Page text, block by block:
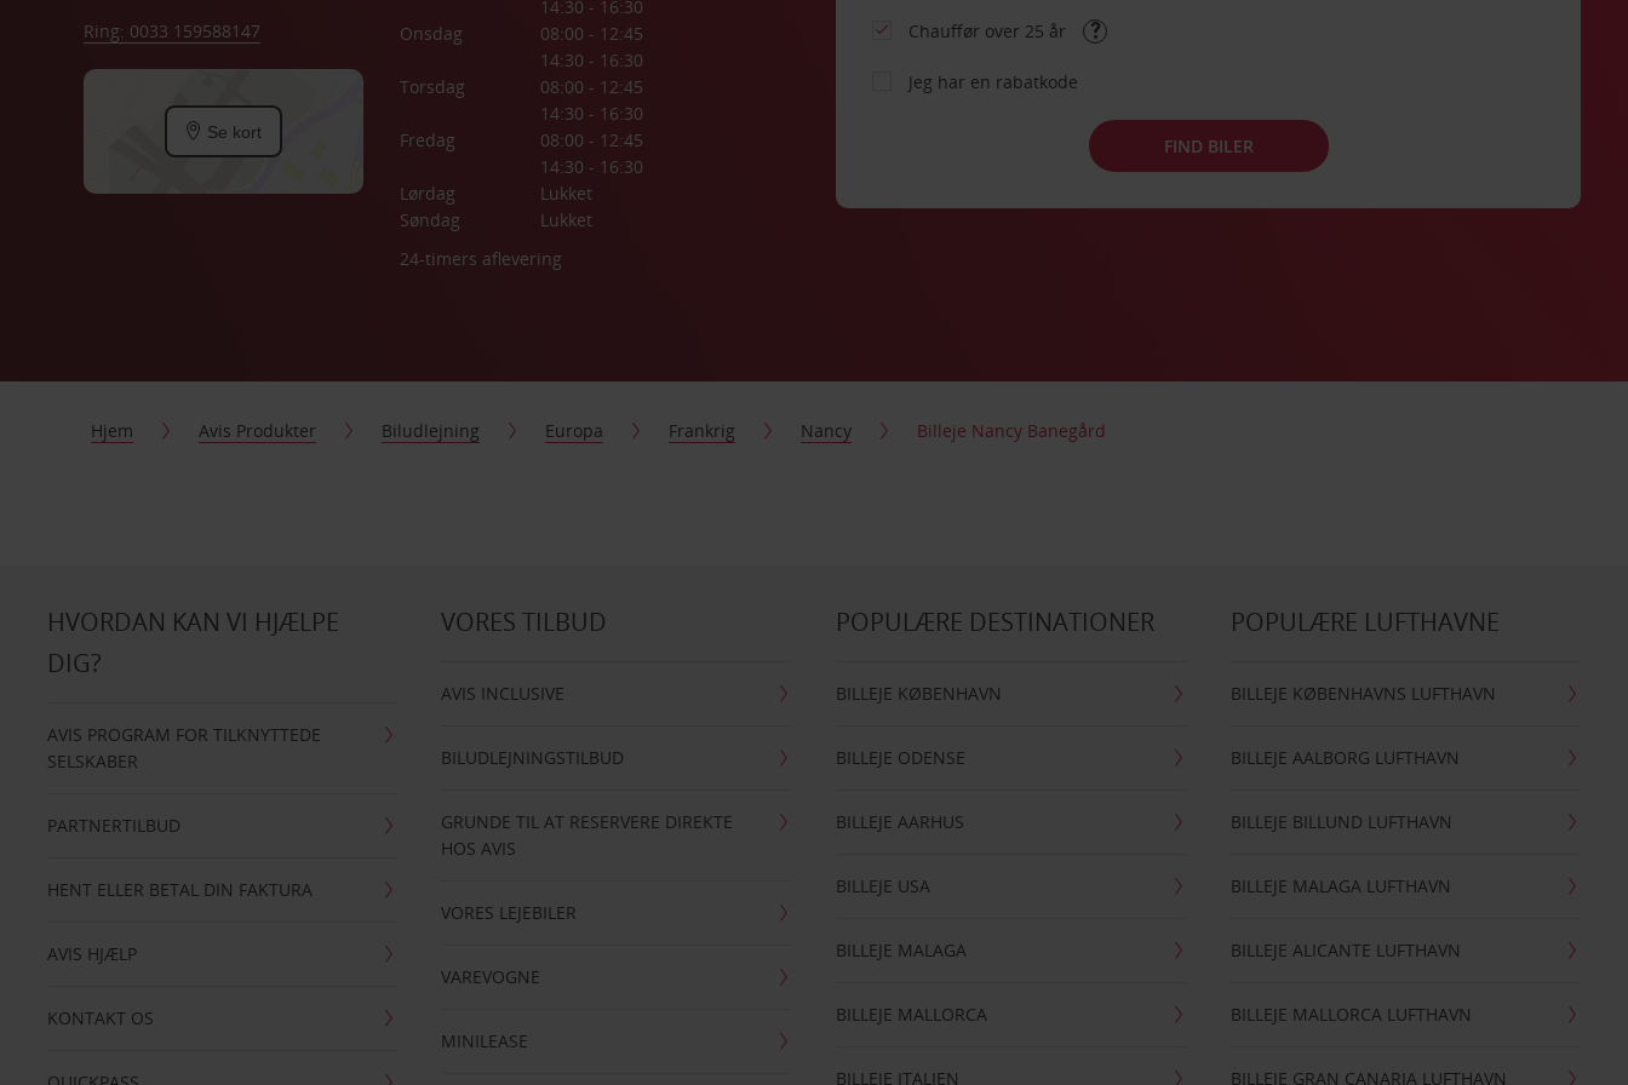
Ring: 0033 159588147
Se kort
14:30 - 16:30
Onsdag
08:00 - 12:45
14:30 - 16:30
Torsdag
08:00 - 12:45
14:30 - 16:30
Fredag
08:00 - 12:45
14:30 - 16:30
Lørdag
Lukket
Søndag
Lukket
24-timers aflevering
Chauffør over 25 år
Jeg har en rabatkode
FIND BILER
Hjem Avis Produkter Biludlejning Europa Frankrig Nancy Billeje Nancy Banegård
HVORDAN KAN VI HJÆLPE
DIG?
AVIS PROGRAM FOR TILKNYTTEDE
SELSKABER
PARTNERTILBUD
HENT ELLER BETAL DIN FAKTURA
AVIS HJÆLP
KONTAKT OS
VORES TILBUD
AVIS INCLUSIVE
BILUDLEJNINGSTILBUD
GRUNDE TIL AT RESERVERE DIREKTE
HOS AVIS
VORES LEJEBILER
VAREVOGNE
MINILEASE
POPULÆRE DESTINATIONER
BILLEJE KØBENHAVN
BILLEJE ODENSE
BILLEJE AARHUS
BILLEJE USA
BILLEJE MALAGA
BILLEJE MALLORCA
BILLEJE ITALIEN
POPULÆRE LUFTHAVNE
BILLEJE KØBENHAVNS LUFTHAVN
BILLEJE AALBORG LUFTHAVN
BILLEJE BILLUND LUFTHAVN
BILLEJE MALAGA LUFTHAVN
BILLEJE ALICANTE LUFTHAVN
BILLEJE MALLORCA LUFTHAVN
BILLEJE GRAN CANARIA LUFTHAVN